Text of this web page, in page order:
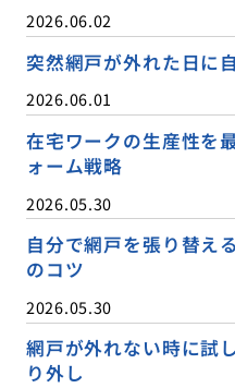
2026.06.02
突然網戸が外れた日に
2026.06.01
在宅ワークの生産性を
ォーム戦略
2026.05.30
自分で網戸を張り替え
のコツ
2026.05.30
網戸が外れない時に試
り外し